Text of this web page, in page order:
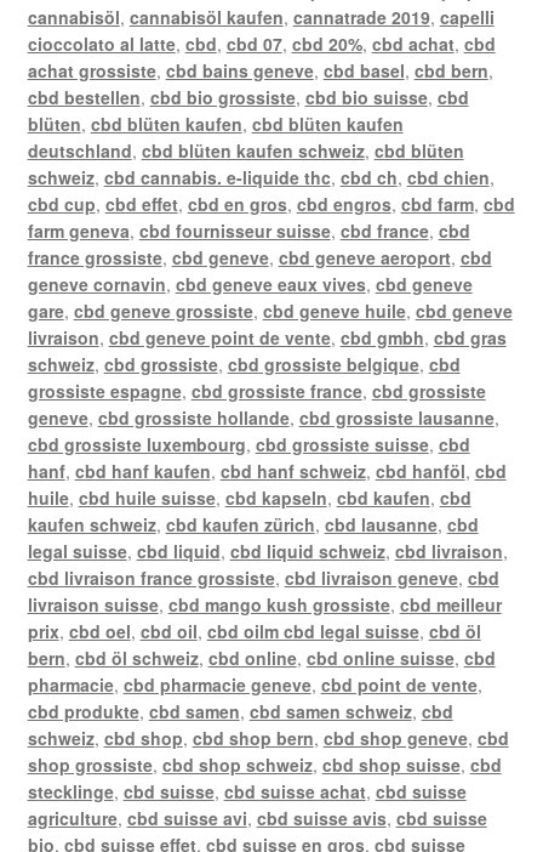
cannabisöl, cannabisöl kaufen, cannatrade 2019, capelli
cioccolato al latte, cbd, cbd 07, cbd 20%, cbd achat, cbd
achat grossiste, cbd bains geneve, cbd basel, cbd bern,
cbd bestellen, cbd bio grossiste, cbd bio suisse, cbd
blüten, cbd blüten kaufen, cbd blüten kaufen
deutschland, cbd blüten kaufen schweiz, cbd blüten
schweiz, cbd cannabis. e-liquide thc, cbd ch, cbd chien,
cbd cup, cbd effet, cbd en gros, cbd engros, cbd farm, cbd
farm geneva, cbd fournisseur suisse, cbd france, cbd
france grossiste, cbd geneve, cbd geneve aeroport, cbd
geneve cornavin, cbd geneve eaux vives, cbd geneve
gare, cbd geneve grossiste, cbd geneve huile, cbd geneve
livraison, cbd geneve point de vente, cbd gmbh, cbd gras
schweiz, cbd grossiste, cbd grossiste belgique, cbd
grossiste espagne, cbd grossiste france, cbd grossiste
geneve, cbd grossiste hollande, cbd grossiste lausanne,
cbd grossiste luxembourg, cbd grossiste suisse, cbd
hanf, cbd hanf kaufen, cbd hanf schweiz, cbd hanföl, cbd
huile, cbd huile suisse, cbd kapseln, cbd kaufen, cbd
kaufen schweiz, cbd kaufen zürich, cbd lausanne, cbd
legal suisse, cbd liquid, cbd liquid schweiz, cbd livraison,
cbd livraison france grossiste, cbd livraison geneve, cbd
livraison suisse, cbd mango kush grossiste, cbd meilleur
prix, cbd oel, cbd oil, cbd oilm cbd legal suisse, cbd öl
bern, cbd öl schweiz, cbd online, cbd online suisse, cbd
pharmacie, cbd pharmacie geneve, cbd point de vente,
cbd produkte, cbd samen, cbd samen schweiz, cbd
schweiz, cbd shop, cbd shop bern, cbd shop geneve, cbd
shop grossiste, cbd shop schweiz, cbd shop suisse, cbd
stecklinge, cbd suisse, cbd suisse achat, cbd suisse
agriculture, cbd suisse avi, cbd suisse avis, cbd suisse
bio, cbd suisse effet, cbd suisse en gros, cbd suisse